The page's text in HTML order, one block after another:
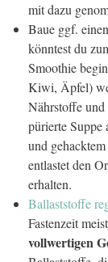
mit dazu
Baue ggf. einen
könntest du
Smoothie
Kiwi, Äpfel)
Nährstoffe und
pürierte
und
entlastet den
erhalten.
Ballaststoffe
Fastenzeit
vollwertigen